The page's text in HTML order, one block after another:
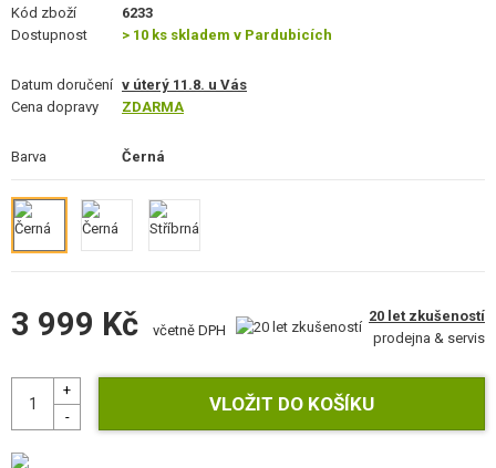
SEBEOBRANA, VÝCVIK, NOŽE
OUTDOOR A BUSHCRAFT
JÍDLO
STAVEBNICE, MODELY
POŠKOZENÉ, POUŽITÉ ZBOŽÍ
SLEVY, AKCE
Kód zboží
6233
Dostupnost
> 10 ks skladem v Pardubicích
Datum doručení v úterý 11.8. u Vás
Cena dopravy
ZDARMA
Barva Černá
3 999 Kč včetně DPH
20 let zkušeností
prodejna & servis